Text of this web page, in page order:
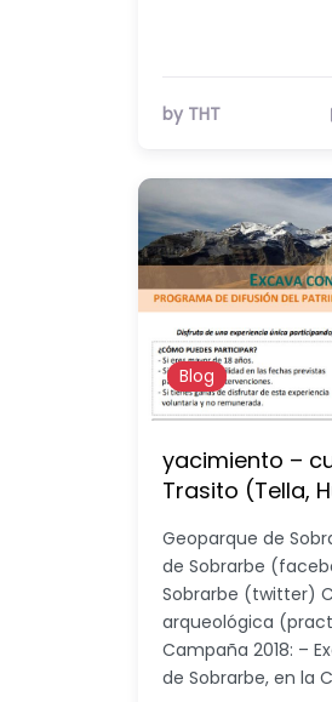
by THT
Blog
yacimiento –
Trasito (Tella,
Geoparque de
de Sobrarbe
Sobrarbe (twitter)
arqueológica
Campaña 2018: –
de Sobrarbe, en la